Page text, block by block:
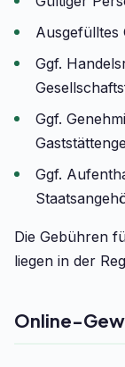
Ausgefülltes
Ggf.
Ggf.
Ggf.
Die Gebühren
liegen in der
Online-